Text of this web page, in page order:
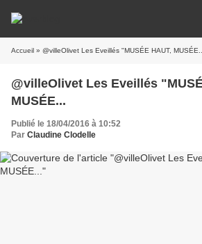
Accueil » @villeOlivet Les Eveillés "MUSÉE HAUT, MUSÉE...
@villeOlivet Les Eveillés "MUSÉE HAUT,
MUSÉE...
Publié le 18/04/2016 à 10:52
Par Claudine Clodelle